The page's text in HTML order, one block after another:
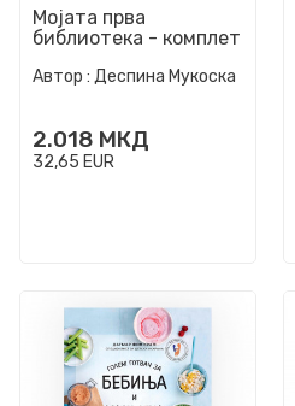
Мојата прва
библиотека - комплет
Автор : Деспина Мукоска
2.018 МКД
32,65 EUR